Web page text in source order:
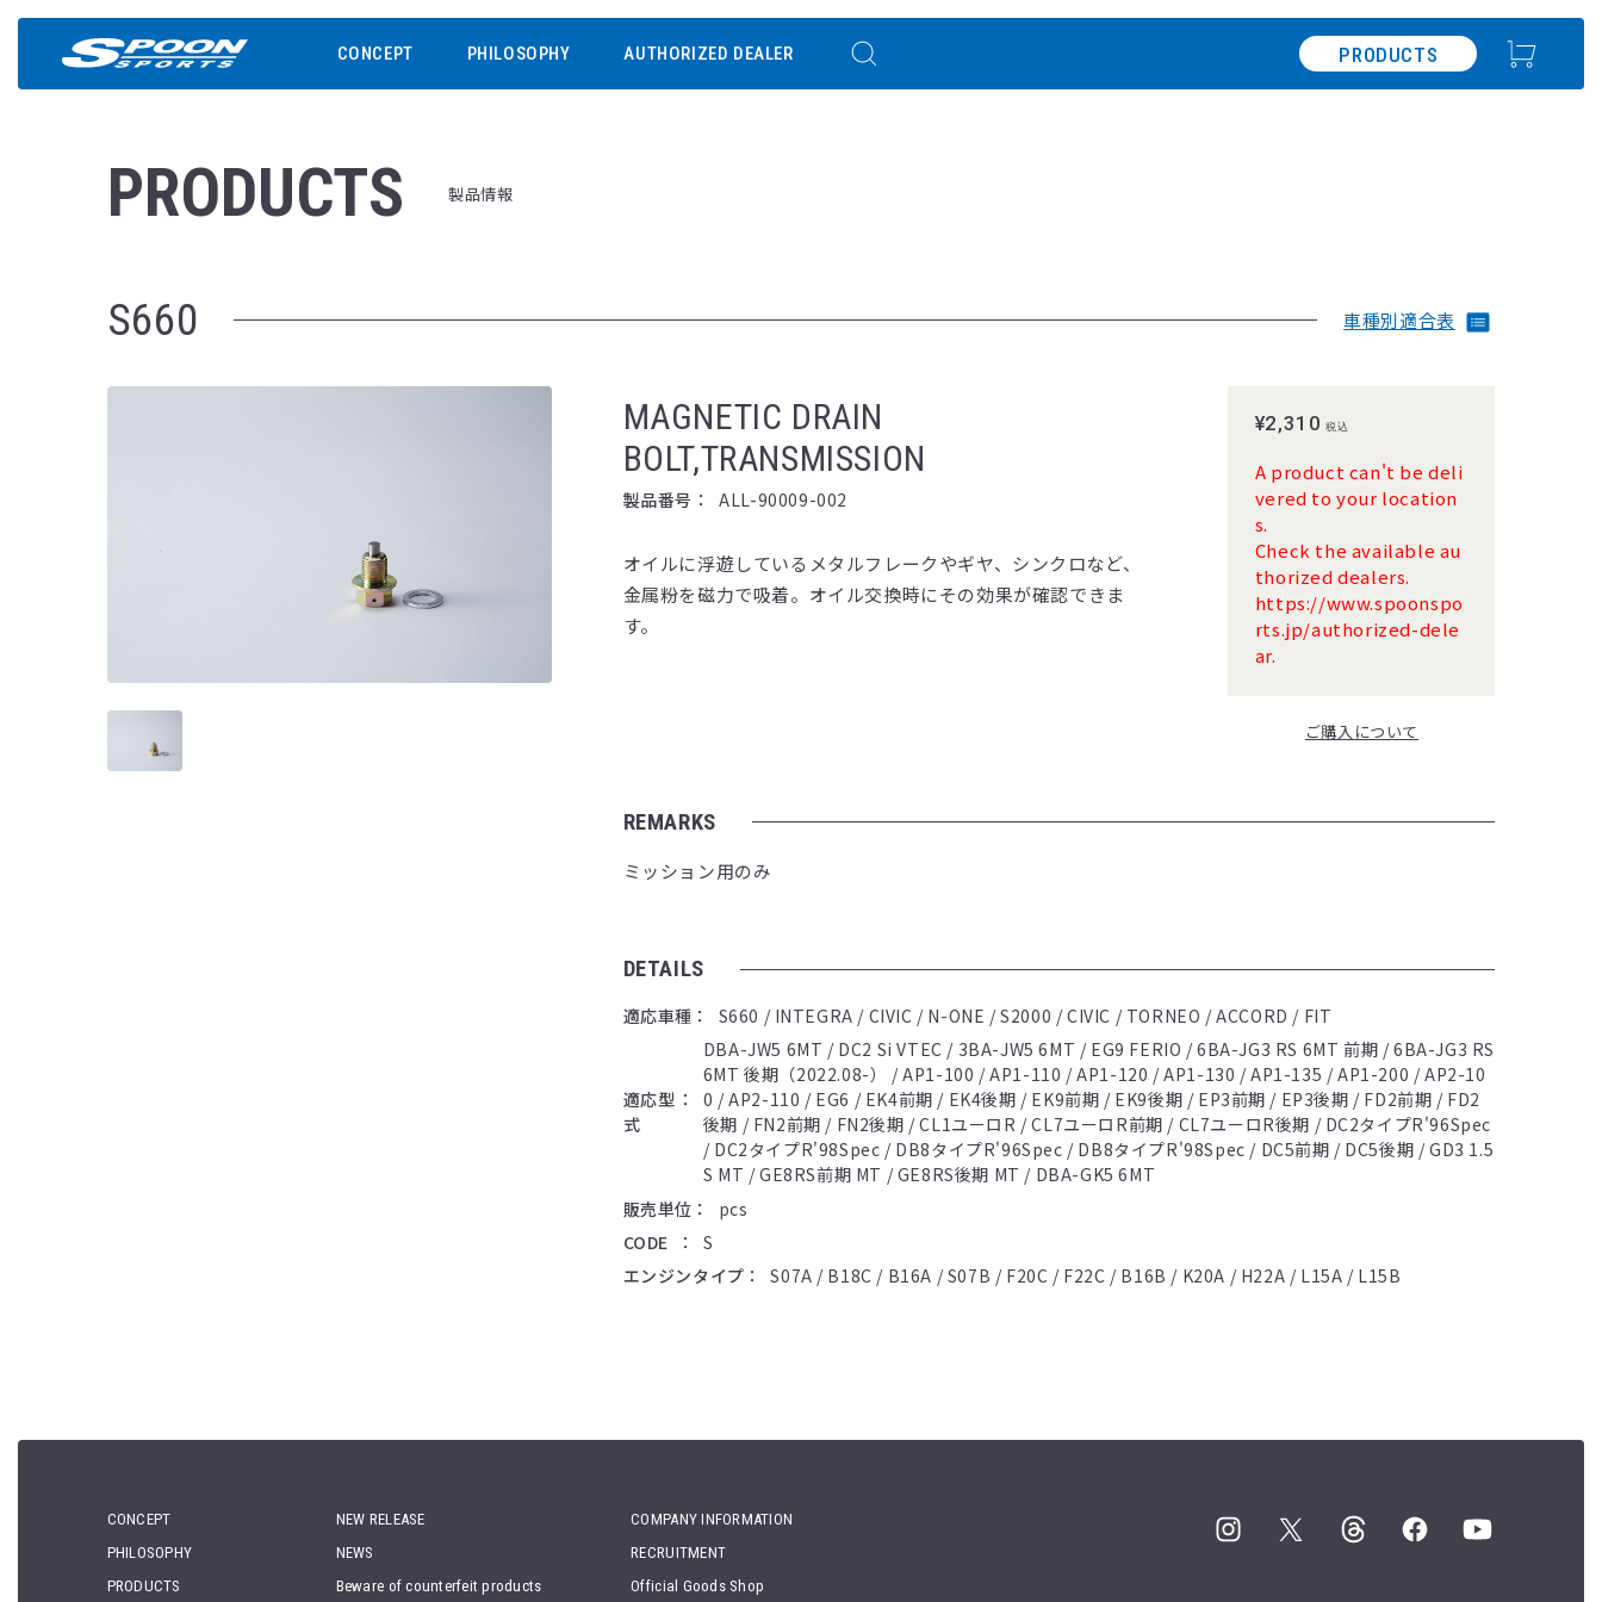
CONCEPT PHILOSOPHY AUTHORIZED DEALER PRODUCTS
PRODUCTS 製品情報
S660 車種別適合表
¥2,310 税込
A product can't be deli
vered to your location
s.
Check the available au
thorized dealers.
https://www.spoonspo
rts.jp/authorized-dele
ar.
ご購入について
MAGNETIC DRAIN
BOLT,TRANSMISSION
製品番号： ALL-90009-002
オイルに浮遊しているメタルフレークやギヤ、シンクロなど、
金属粉を磁力で吸着。オイル交換時にその効果が確認できま
す。
REMARKS
ミッション用のみ
DETAILS
適応車種 S660 / INTEGRA / CIVIC / N-ONE / S2000 / CIVIC / TORNEO / ACCORD / FIT
適応型
式
DBA-JW5 6MT / DC2 Si VTEC / 3BA-JW5 6MT / EG9 FERIO / 6BA-JG3 RS 6MT 前期 / 6BA-JG3 RS
6MT 後期（2022.08-） / AP1-100 / AP1-110 / AP1-120 / AP1-130 / AP1-135 / AP1-200 / AP2-10
0 / AP2-110 / EG6 / EK4前期 / EK4後期 / EK9前期 / EK9後期 / EP3前期 / EP3後期 / FD2前期 / FD2
後期 / FN2前期 / FN2後期 / CL1ユーロR / CL7ユーロR前期 / CL7ユーロR後期 / DC2タイプR'96Spec
/ DC2タイプR'98Spec / DB8タイプR'96Spec / DB8タイプR'98Spec / DC5前期 / DC5後期 / GD3 1.5
S MT / GE8RS前期 MT / GE8RS後期 MT / DBA-GK5 6MT
販売単位
pcs
CODE
S
エンジンタイプ
S07A / B18C / B16A / S07B / F20C / F22C / B16B / K20A / H22A / L15A / L15B
CONCEPT
PHILOSOPHY
PRODUCTS
NEW RELEASE
NEWS
Beware of counterfeit products
COMPANY INFORMATION
RECRUITMENT
Official Goods Shop